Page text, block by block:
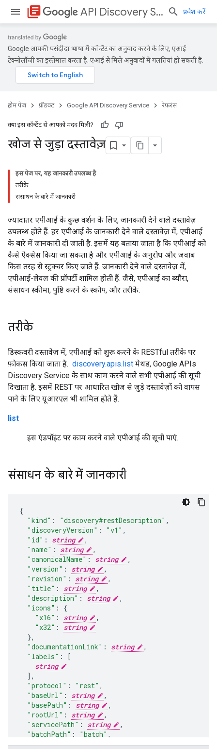
library_books API Discovery Service प्रवेश करें
Google आपकी पसंदीदा भाषा में कॉन्टेंट का अनुवाद करने के लिए, एआई
टेक्नोलॉजी का इस्तेमाल करता है. एआई से मिले अनुवादों में गलतियां हो सकती हैं.
होम पेज प्रॉडक्ट Google API Discovery Service रेफ़रंस
क्या इस कॉन्टेंट से आपको मदद मिली?
खोज से जुड़ा दस्तावेज़
इस पेज पर, यह जानकारी उपलब्ध है
तरीके
संसाधन के बारे में जानकारी
ज़्यादातर एपीआई के कुछ वर्शन के लिए, जानकारी देने वाले दस्तावेज़
उपलब्ध होते हैं. हर एपीआई के जानकारी देने वाले दस्तावेज़ में, एपीआई
के बारे में जानकारी दी जाती है. इसमें यह बताया जाता है कि एपीआई को
कैसे ऐक्सेस किया जा सकता है और एपीआई के अनुरोध और जवाब
किस तरह से स्ट्रक्चर किए जाते हैं. जानकारी देने वाले दस्तावेज़ में,
एपीआई-लेवल की प्रॉपर्टी शामिल होती हैं. जैसे, एपीआई का ब्यौरा,
संसाधन स्कीमा, पुष्टि करने के स्कोप, और तरीके.
तरीके
डिस्कवरी दस्तावेज़ में, एपीआई को शुरू करने के RESTful तरीके पर
फ़ोकस किया जाता है. discovery.apis.list मेथड, Google APIs
Discovery Service के साथ काम करने वाले सभी एपीआई की सूची
दिखाता है. इसमें REST पर आधारित खोज से जुड़े दस्तावेज़ों को वापस
पाने के लिए यूआरएल भी शामिल होते हैं.
list
इस एंडपॉइंट पर काम करने वाले एपीआई की सूची पाएं.
संसाधन के बारे में जानकारी
"kind" : "discovery#restDescription" ,
"discoveryVersion" : "v1" ,
"id" : string
,
"name" : string
,
"canonicalName" : string
,
"version" : string
,
"revision" : string
,
"title" : string
,
"description" : string
,
"icons" :
"x16" : string
,
"x32" :
string
},
"documentationLink" : string
,
"labels" :
[
string
],
"protocol" : "rest" ,
"baseUrl" : string
,
"basePath" : string
,
"rootUrl" : string
,
"servicePath" : string
,
"batchPath" : "batch" ,
"endpoints": [